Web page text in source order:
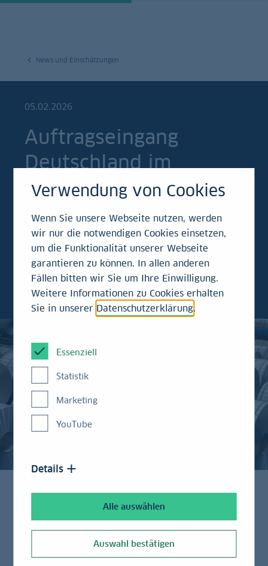
News und Einschätzungen
05.02.2026
Auftragseingang
Deutschland im
Dezember 2025
Einschätzung | Ein Auftragsboom zum
Jahresende. Wer hätte das gedacht? Nach
Angaben von Destatis legte der
Auftragseingang im Dezember um 7,8 % M/M
zu.
im November 2025 um 5,6% über dem
Vormonatswert. Ohne Großaufträge lag das Plus bei
0,7%. Im Drei-Monats-Vergleich ging es von
Verwendung von Cookies
Wenn Sie unsere Webseite nutzen, werden
wir nur die notwendigen Cookies einsetzen,
um die Funktionalität unserer Webseite
garantieren zu können. In allen anderen
Fällen bitten wir Sie um Ihre Einwilligung.
Weitere Informationen zu Cookies erhalten
Sie in unserer Datenschutzerklärung.
Essenziell
Statistik
Marketing
YouTube
Details
Alle auswählen
Auswahl bestätigen